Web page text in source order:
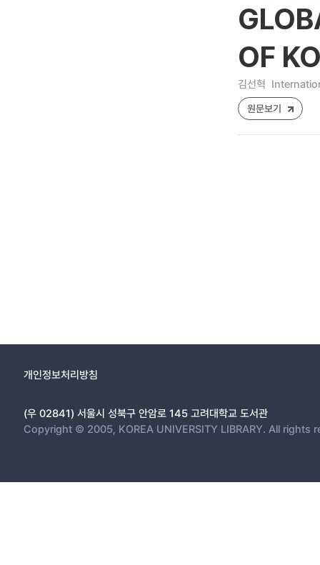
OF
김선혁
원문보기
개인정보처리방침
(우 02841) 서울시 성북구 안암로 145 고려대학교 도서관
Copyright © 2005, KOREA UNIVERSITY LIBRARY. All rights